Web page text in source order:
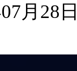
月28